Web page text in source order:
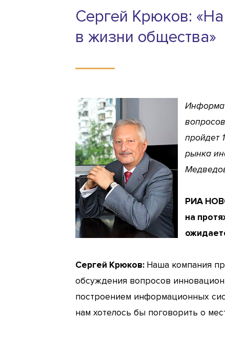
Сергей Крюков:
в жизни общества»
пройдет
рынка
РИА
на
Сергей Крюков: Наша компания
обсуждения вопросов
построением информационных
нам хотелось бы поговорить о